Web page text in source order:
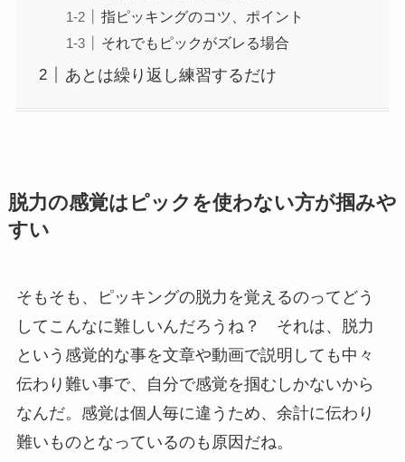
指ピッキングのコツ、ポイント
それでもピックがズレる場合
あとは繰り返し練習するだけ
脱力の感覚はピックを使わない方が掴みや
すい
そもそも、ピッキングの脱力を覚えるのってどう
してこんなに難しいんだろうね？ それは、脱力
という感覚的な事を文章や動画で説明しても中々
伝わり難い事で、自分で感覚を掴むしかないから
なんだ。感覚は個人毎に違うため、余計に伝わり
難いものとなっているのも原因だね。